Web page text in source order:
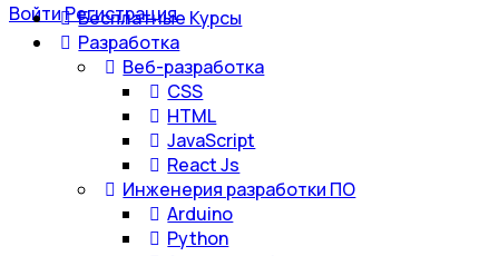
ВойтиРегистрация
Бесплатные Курсы
Разработка
Веб-разработка
CSS
HTML
JavaScript
React Js
Инженерия разработки ПО
Arduino
Python